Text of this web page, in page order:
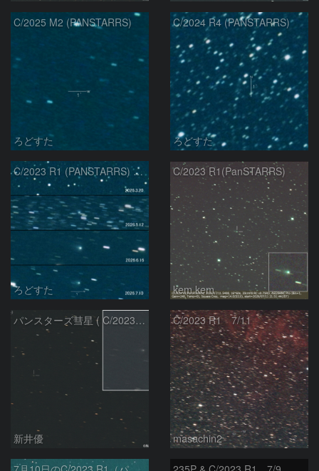
C/2025 M2 (PANSTARRS)
ろどすた
C/2024 R4 (PANSTARRS)
ろどすた
C/2023 R1 (PANSTARRS) の変化
ろどすた
C/2023 R1(PanSTARRS)
kem.kem
パンスターズ彗星 ( C/2023R1 ) ：2026/07/08
新井優
C/2023 R1 7/11
masachin2